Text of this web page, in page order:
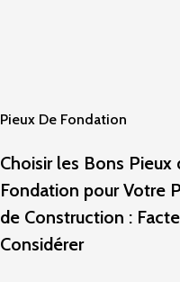
Pieux De Fondation
Choisir les Bons Pieux
Fondation pour Votre
de Construction :
Considérer